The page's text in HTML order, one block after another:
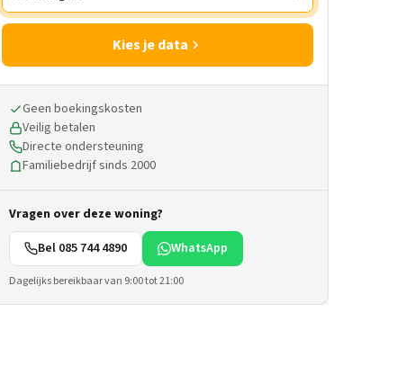
Kies je data
Geen boekingskosten
Veilig betalen
Directe ondersteuning
Familiebedrijf sinds 2000
Vragen over deze woning?
Bel 085 744 4890
WhatsApp
Dagelijks bereikbaar van 9:00 tot 21:00